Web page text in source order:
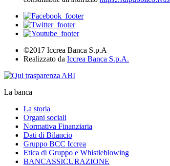
©2017 Iccrea Banca S.p.A
Realizzato da Iccrea Banca S.p.A.
La banca
La storia
Organi sociali
Normativa Finanziaria
Dati di Bilancio
Gruppo BCC Iccrea
Etica di Gruppo e Whistleblowing
BANCASSICURAZIONE